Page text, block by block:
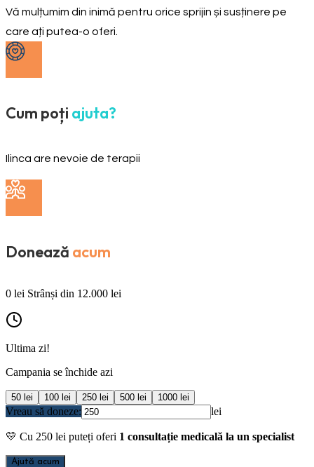
Vă mulțumim din inimă pentru orice sprijin și susținere pe
care ați putea-o oferi.
Cum poți ajuta?
Ilinca are nevoie de terapii
Donează acum
0 lei Strânși din 12.000 lei
Ultima zi!
Campania se închide azi
50 lei 100 lei 250 lei 500 lei 1000 lei
Vreau să doneze: lei
💛 Cu 250 lei puteți oferi 1 consultație medicală la un specialist
Ajută acum